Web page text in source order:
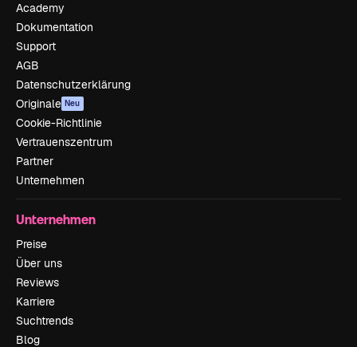
Academy
Dokumentation
Support
AGB
Datenschutzerklärung
Originale Neu
Cookie-Richtlinie
Vertrauenszentrum
Partner
Unternehmen
Unternehmen
Preise
Über uns
Reviews
Karriere
Suchtrends
Blog